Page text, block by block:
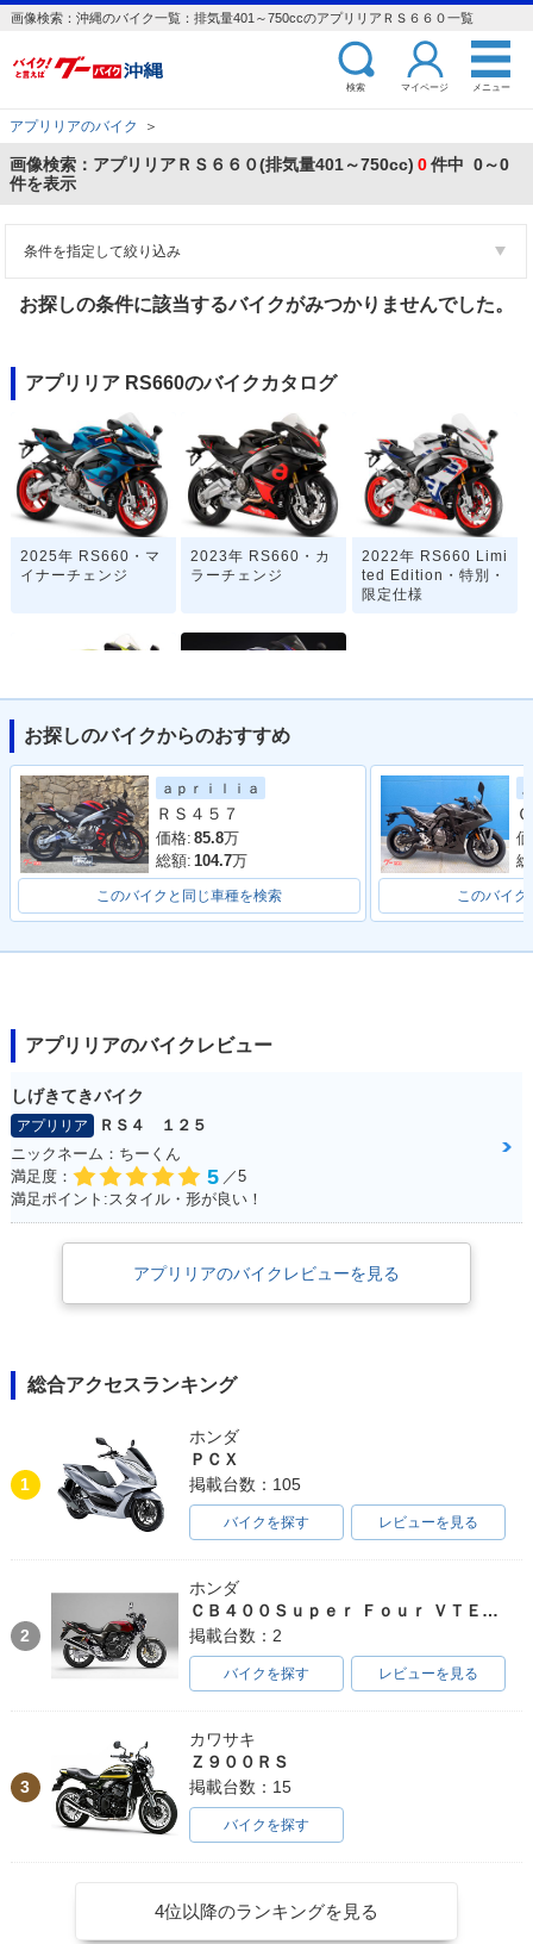
画像検索：沖縄のバイク一覧：排気量401～750ccのアプリリアＲＳ６６０一覧
検索 マイページ メニュー
アプリリアのバイク ＞
画像検索：アプリリアＲＳ６６０(排気量401～750cc) 0件中 0～0
件を表示
条件を指定して絞り込み
お探しの条件に該当するバイクがみつかりませんでした。
アプリリア RS660のバイクカタログ
2025年 RS660・マ
イナーチェンジ
2023年 RS660・カ
ラーチェンジ
2022年 RS660 Limi
ted Edition・特別・
限定仕様
2021年 RS660・新
登場
2020年 RS660・そ
の他
お探しのバイクからのおすすめ
ａｐｒｉｌｉａ
ＲＳ４５７
価格: 85.8万
総額: 104.7万
このバイクと同じ車種を検索 このバイク
アプリリアのバイクレビュー
しげきてきバイク
アプリリア
ＲＳ４ １２５
ニックネーム：ちーくん
満足度：
5 ／5
満足ポイント:スタイル・形が良い！
アプリリアのバイクレビューを見る
総合アクセスランキング
1
ホンダ
ＰＣＸ
掲載台数：105
バイクを探す レビューを見る
2
ホンダ
ＣＢ４００Ｓｕｐｅｒ Ｆｏｕｒ ＶＴＥＣ ＳＰＥＣ３
掲載台数：2
バイクを探す レビューを見る
3
カワサキ
Ｚ９００ＲＳ
掲載台数：15
バイクを探す
4位以降のランキングを見る